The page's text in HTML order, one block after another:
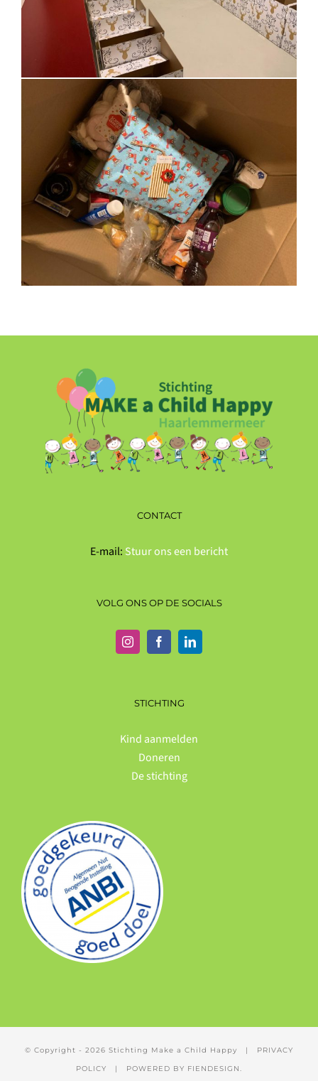
CONTACT
E-mail: Stuur ons een bericht
VOLG ONS OP DE SOCIALS
STICHTING
Kind aanmelden
Doneren
De stichting
© Copyright - 2026 Stichting Make a Child Happy | PRIVACY
POLICY | POWERED BY FIENDESIGN.